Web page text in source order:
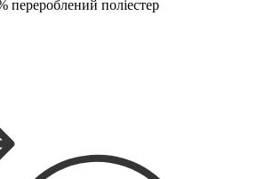
перероблений поліестер